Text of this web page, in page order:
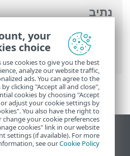
נתיב
העזרה המקוונת של ESET >
Security Premium
>
ממשק משתמש
> הגדרות
הצג את האתר למחשב
End of Life
your
choice
cookies to give you the best
analyze our website traffic,
ads. You can agree to the
clicking "Accept all and close",
cookies by choosing "Accept
adjust your cookie settings by
You also have the right to
your cookie preferences
cookies" link in our website
settings (if available). For more
see ourCookie Policy